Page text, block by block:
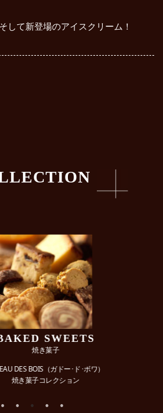
して新登場のアイスクリーム！
SWEETS
焼き菓子
DES BOIS（ガドー･ド･ボワ）
焼き菓子コレクション